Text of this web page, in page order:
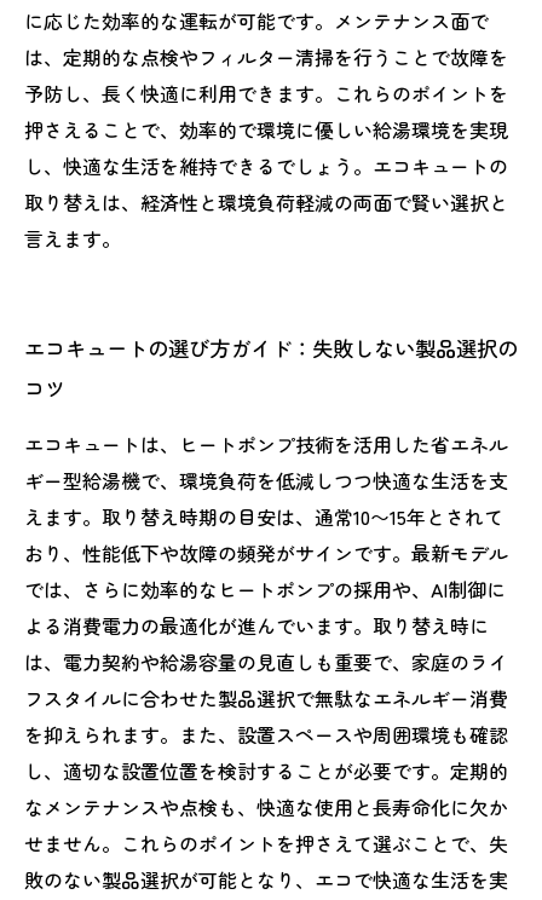
に応じた効率的な運転が可能です。メンテナンス面で
は、定期的な点検やフィルター清掃を行うことで故障を
予防し、長く快適に利用できます。これらのポイントを
押さえることで、効率的で環境に優しい給湯環境を実現
し、快適な生活を維持できるでしょう。エコキュートの
取り替えは、経済性と環境負荷軽減の両面で賢い選択と
言えます。
エコキュートの選び方ガイド：失敗しない製品選択の
コツ
エコキュートは、ヒートポンプ技術を活用した省エネル
ギー型給湯機で、環境負荷を低減しつつ快適な生活を支
えます。取り替え時期の目安は、通常10〜15年とされて
おり、性能低下や故障の頻発がサインです。最新モデル
では、さらに効率的なヒートポンプの採用や、AI制御に
よる消費電力の最適化が進んでいます。取り替え時に
は、電力契約や給湯容量の見直しも重要で、家庭のライ
フスタイルに合わせた製品選択で無駄なエネルギー消費
を抑えられます。また、設置スペースや周囲環境も確認
し、適切な設置位置を検討することが必要です。定期的
なメンテナンスや点検も、快適な使用と長寿命化に欠か
せません。これらのポイントを押さえて選ぶことで、失
敗のない製品選択が可能となり、エコで快適な生活を実